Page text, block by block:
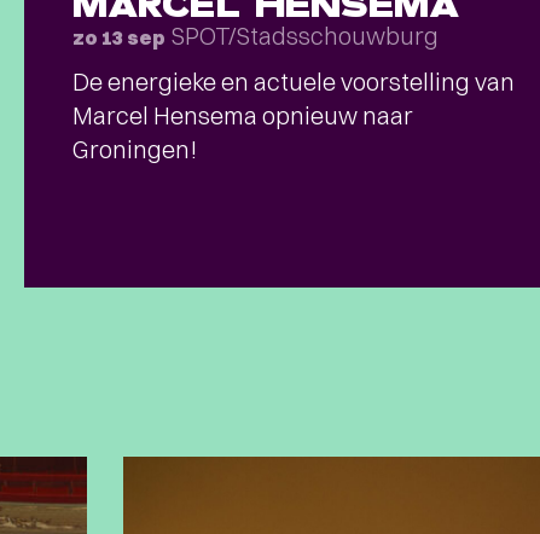
zo 13 sep SPOT/Stadsschouwburg
De energieke en actuele voorstelling van
Marcel Hensema opnieuw naar
Groningen!